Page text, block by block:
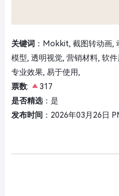
关键词 ：Mokkit, 截图转动画,
模型, 透明视觉, 营销材料, 软
专业效果, 易于使用,
票数:
317
是否精选：是
发布时间 ：2026年03月26日